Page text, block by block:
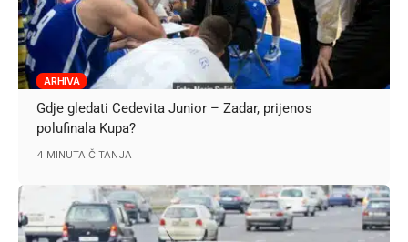
ARHIVA
Gdje gledati Cedevita Junior – Zadar, prijenos
polufinala Kupa?
4 MINUTA ČITANJA